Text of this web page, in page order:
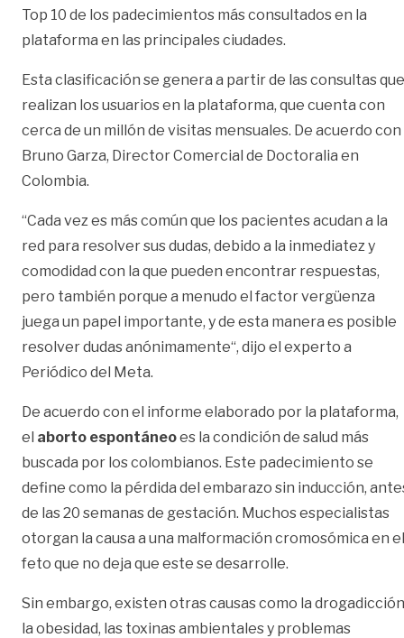
Top 10 de los padecimientos más consultados en la
plataforma en las principales ciudades.
Esta clasificación se genera a partir de las consultas que
realizan los usuarios en la plataforma, que cuenta con
cerca de un millón de visitas mensuales. De acuerdo con
Bruno Garza, Director Comercial de Doctoralia en
Colombia.
“Cada vez es más común que los pacientes acudan a la
red para resolver sus dudas, debido a la inmediatez y
comodidad con la que pueden encontrar respuestas,
pero también porque a menudo el factor vergüenza
juega un papel importante, y de esta manera es posible
resolver dudas anónimamente“, dijo el experto a
Periódico del Meta.
De acuerdo con el informe elaborado por la plataforma,
el aborto espontáneoes la condición de salud más
buscada por los colombianos. Este padecimiento se
define como la pérdida del embarazo sin inducción,
de las 20 semanas de gestación. Muchos especialistas
otorgan la causa a una malformación cromosómica en el
feto que no deja que este se desarrolle.
Sin embargo, existen otras causas como la
la obesidad, las toxinas ambientales y problemas